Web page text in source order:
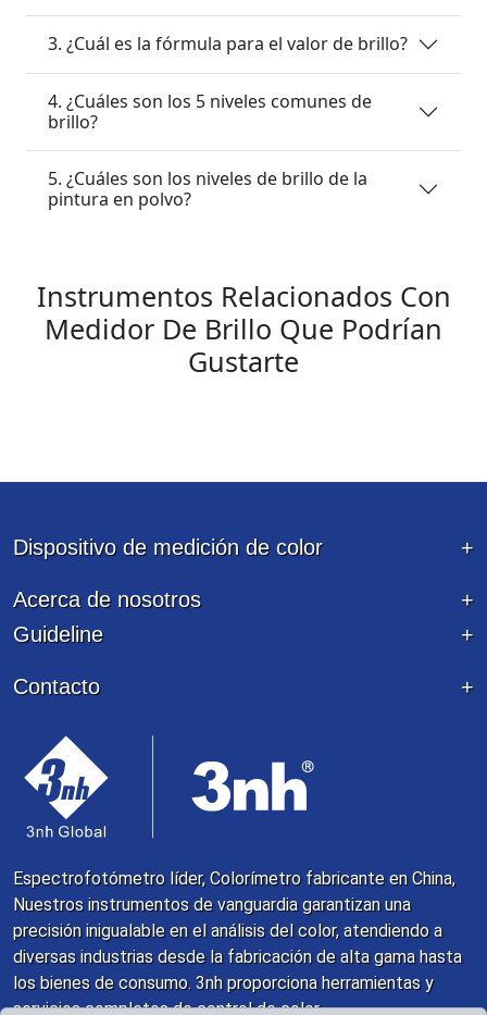
3. ¿Cuál es la fórmula para el valor de brillo?
4. ¿Cuáles son los 5 niveles comunes de
brillo?
5. ¿Cuáles son los niveles de brillo de la
pintura en polvo?
Instrumentos Relacionados Con
Medidor De Brillo Que Podrían
Gustarte
Dispositivo de medición de color
Acerca de nosotros
Guideline
Contacto
Espectrofotómetro líder, Colorímetro fabricante en China,
Nuestros instrumentos de vanguardia garantizan una
precisión inigualable en el análisis del color, atendiendo a
diversas industrias desde la fabricación de alta gama hasta
los bienes de consumo. 3nh proporciona herramientas y
servicios completos de control de color